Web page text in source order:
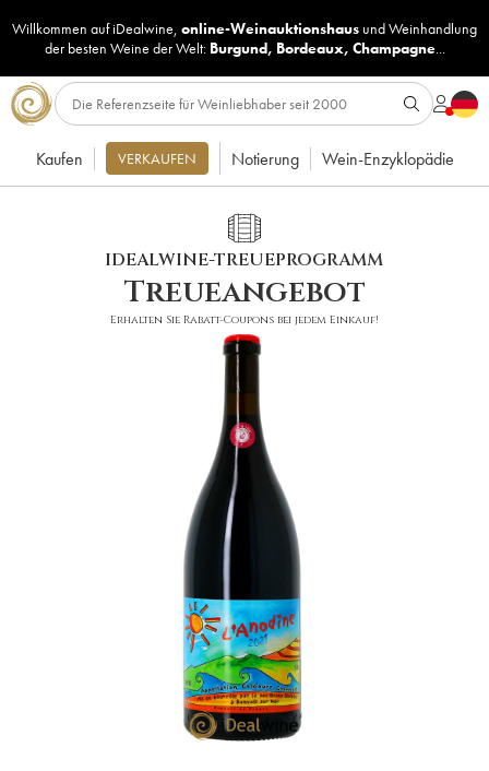
Willkommen auf iDealwine, online-Weinauktionshaus undWeinhandlung
der besten Weine der Welt: Burgund, Bordeaux, Champagne...
Kaufen VERKAUFEN Notierung Wein-Enzyklopädie
IDEALWINE-TREUEPROGRAMM
Treueangebot
Erhalten Sie Rabatt-Coupons bei jedem Einkauf!